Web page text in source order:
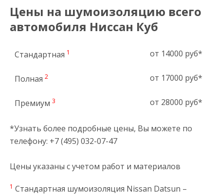
Цены на шумоизоляцию всего
автомобиля Ниссан Куб
Стандартная 1 от 14000 руб*
Полная 2 от 17000 руб*
Премиум 3 от 28000 руб*
*Узнать более подробные цены, Вы можете по
телефону: +7 (495) 032-07-47
Цены указаны с учетом работ и материалов
1 Стандартная шумоизоляция Nissan Datsun –